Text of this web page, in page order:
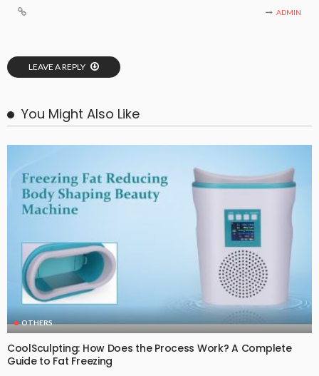
ADMIN
LEAVE A REPLY
You Might Also Like
OTHERS
CoolSculpting: How Does the Process Work? A Complete
Guide to Fat Freezing